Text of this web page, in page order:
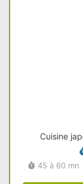
Cuisine
45 à 60 mn